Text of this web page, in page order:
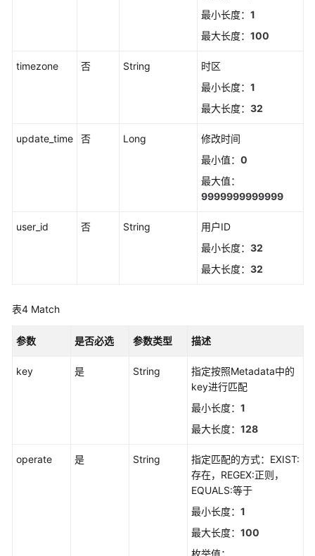
参
区
指
区
比
最小长度： 1
最大长度： 100
timezone 否 String
时区
最小长度： 1
最大长度： 32
update_time 否 Long
修改时间
最小值： 0
最大值：
9999999999999
user_id 否 String
用户ID
最小长度： 32
最大长度： 32
表4 Match
参数 是否必选 参数类型 描述
key 是 String
指定按照Metadata中的
key进行匹配
最小长度： 1
最大长度： 128
operate 是 String
指定匹配的方式：EXIST:
存在，REGEX:正则，
EQUALS:等于
最小长度： 1
最大长度： 100
枚举值：